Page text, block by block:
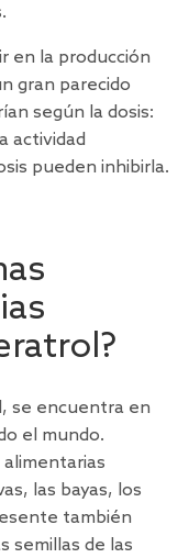
en la producción
gran parecido
según la dosis:
actividad
pueden inhibirla.
se encuentra en
el mundo.
las bayas, los
también
semillas de las